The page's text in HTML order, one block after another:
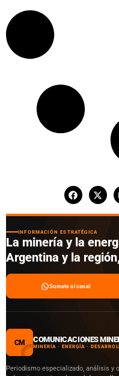
INFORMACIÓN ESTRATÉGICA
La minería y la
Argentina y la
Sumate al canal
CM COMUNICACIONES
MINERÍA · ENERGÍA ·
Periodismo especializado, análisis y